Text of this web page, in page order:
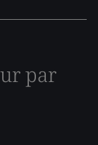
par